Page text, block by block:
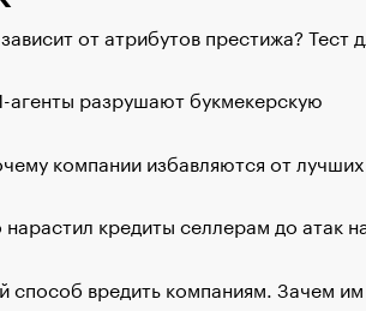
от атрибутов престижа? Тест
разрушают букмекерскую
компании избавляются от лучших
кредиты селлерам до атак
способ вредить компаниям. Зачем